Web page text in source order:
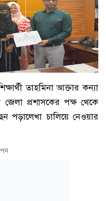
তাহমিনা আক্তার কন্যা
জেলা প্রশাসকের পক্ষ থেকে
পড়ালেখা চালিয়ে নেওয়ার